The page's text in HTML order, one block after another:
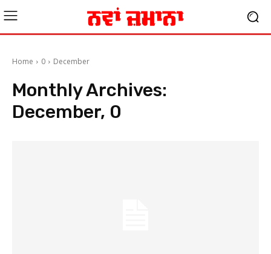
Home 0 December
Monthly Archives:
December, 0